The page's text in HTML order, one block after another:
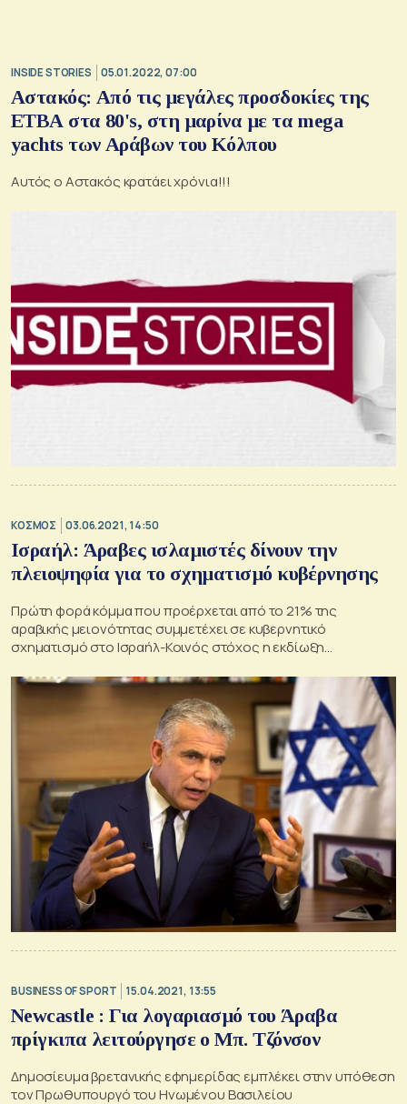
INSIDE STORIES 05.01.2022, 07:00
Αστακός: Από τις μεγάλες προσδοκίες της
ΕΤΒΑ στα 80's, στη μαρίνα με τα mega
yachts των Αράβων του Κόλπου
Αυτός ο Αστακός κρατάει χρόνια!!!
ΚΟΣΜΟΣ 03.06.2021, 14:50
Ισραήλ: Άραβες ισλαμιστές δίνουν την
πλειοψηφία για το σχηματισμό κυβέρνησης
Πρώτη φορά κόμμα που προέρχεται από το 21% της
αραβικής μειονότητας συμμετέχει σε κυβερνητικό
σχηματισμό στο Ισραήλ-Κοινός στόχος η εκδίωξη
BUSINESS OF SPORT 15.04.2021, 13:55
Newcastle : Για λογαριασμό του Άραβα
πρίγκιπα λειτούργησε ο Μπ. Τζόνσον
Δημοσίευμα βρετανικής εφημερίδας εμπλέκει στην υπόθεση
τον Πρωθυπουργό του Ηνωμένου Βασιλείου